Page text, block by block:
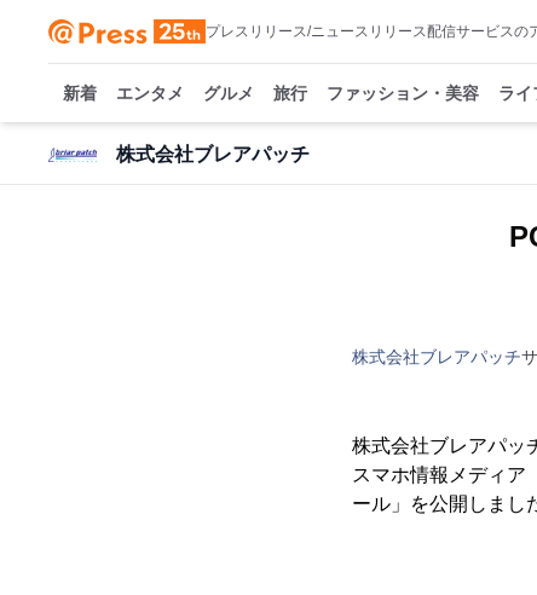
プレスリリース/ニュースリリース配信サービスの
新着 エンタメ グルメ 旅行 ファッション・美容 ライ
株式会社ブレアパッチ
株式会社ブレアパッチ
株式会社ブレアパッ
スマホ情報メディア
ール」を公開しまし